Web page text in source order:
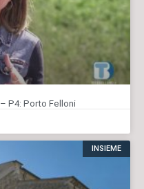
P4: Porto Felloni
INSIEME